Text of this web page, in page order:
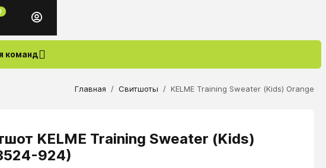
команд
Главная Свитшоты KELME Training Sweater (Kids) Orange
KELME Training Sweater (Kids)
924)